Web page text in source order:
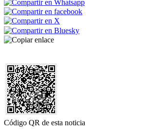
Código QR de esta noticia